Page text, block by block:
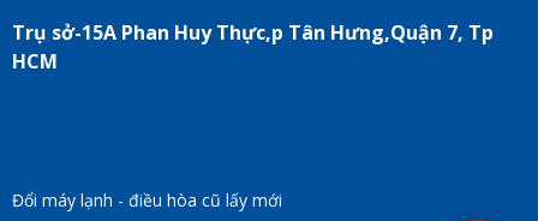
Trụ sở-15A Phan Huy Thực,p Tân Hưng,Quận 7, Tp
HCM
Đổi máy lạnh - điều hòa cũ lấy mới